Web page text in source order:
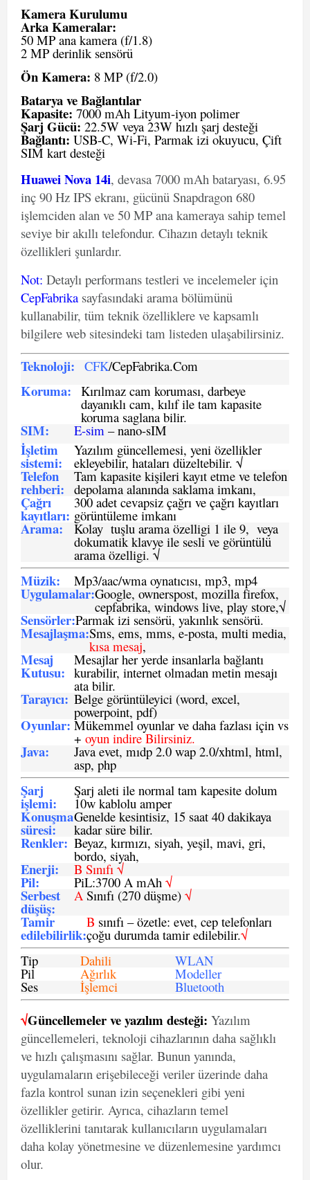
Kamera Kurulumu
Arka Kameralar:
50 MP ana kamera (f/1.8)
2 MP derinlik sensörü
Ön Kamera: 8 MP (f/2.0)
Batarya ve Bağlantılar
Kapasite: 7000 mAh Lityum-iyon polimer
Şarj Gücü: 22.5W veya 23W hızlı şarj desteği
Bağlantı: USB-C, Wi-Fi, Parmak izi okuyucu, Çift
SIM kart desteği
Huawei Nova 14i, devasa 7000 mAh bataryası, 6.95
inç 90 Hz IPS ekranı, gücünü Snapdragon 680
işlemciden alan ve 50 MP ana kameraya sahip temel
seviye bir akıllı telefondur. Cihazın detaylı teknik
özellikleri şunlardır.
Not: Detaylı performans testleri ve incelemeler için
CepFabrika sayfasındaki arama bölümünü
kullanabilir, tüm teknik özelliklere ve kapsamlı
bilgilere web sitesindeki tam listeden ulaşabilirsiniz.
Teknoloji: CFK/CepFabrika.Com
Koruma: Kırılmaz cam koruması, darbeye
dayanıklı cam, kılıf ile tam kapasite
koruma saglana bilir.
SIM: E-sim – nano-sIM
İşletim
sistemi:
Yazılım güncellemesi, yeni özellikler
ekleyebilir, hataları düzeltebilir. √
Telefon
rehberi:
Tam kapasite kişileri kayıt etme ve telefon
depolama alanında saklama imkanı,
Çağrı
kayıtları:
300 adet cevapsiz çağrı ve çağrı kayıtları
görüntüleme imkanı
Arama: Kolay tuşlu arama özelligi 1 ile 9, veya
dokumatik klavye ile sesli ve görüntülü
arama özelligi. √
Müzik: Mp3/aac/wma oynatıcısı, mp3, mp4
Uygulamalar:Google, ownerspost, mozilla firefox,
cepfabrika, windows live, play store,√
Sensörler:Parmak izi sensörü, yakınlık sensörü.
Mesajlaşma:Sms, ems, mms, e-posta, multi media,
kısa mesaj,
Mesaj
Kutusu:
Mesajlar her yerde insanlarla bağlantı
kurabilir, internet olmadan metin mesajı
ata bilir.
Tarayıcı: Belge görüntüleyici (word, excel,
powerpoint, pdf)
Oyunlar: Mükemmel oyunlar ve daha fazlası için vs
+ oyun indire Bilirsiniz.
Java: Java evet, mıdp 2.0 wap 2.0/xhtml, html,
asp, php
Şarj
işlemi:
Şarj aleti ile normal tam kapesite dolum
10w kablolu amper
Konuşma
süresi:
Genelde kesintisiz, 15 saat 40 dakikaya
kadar süre bilir.
Renkler: Beyaz, kırmızı, siyah, yeşil, mavi, gri,
bordo, siyah,
Enerji: B Sınıfı √
Pil: PiL:3700 A mAh √
Serbest
düşüş:
ASınıfı (270 düşme) √
Tamir
edilebilirlik:
B sınıfı – özetle: evet, cep telefonları
çoğu durumda tamir edilebilir.√
Tip
Dahili WLAN
Pil Ağırlık Modeller
Ses İşlemci Bluetooth
√Güncellemeler ve yazılım desteği: Yazılım
güncellemeleri, teknoloji cihazlarının daha sağlıklı
ve hızlı çalışmasını sağlar. Bunun yanında,
uygulamaların erişebileceği veriler üzerinde daha
fazla kontrol sunan izin seçenekleri gibi yeni
özellikler getirir. Ayrıca, cihazların temel
özelliklerini tanıtarak kullanıcıların uygulamaları
daha kolay yönetmesine ve düzenlemesine yardımcı
olur.